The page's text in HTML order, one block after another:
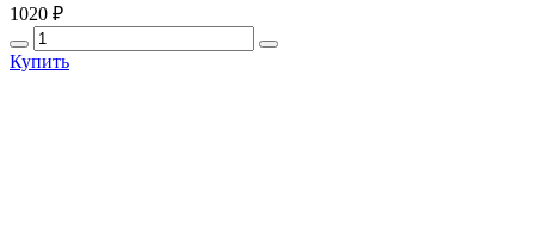
1020 ₽
Купить